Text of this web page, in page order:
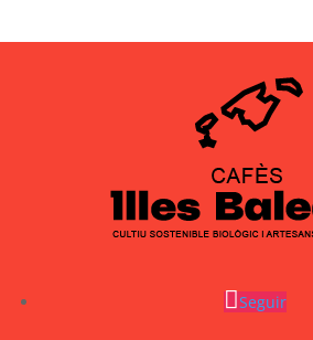
Seguir